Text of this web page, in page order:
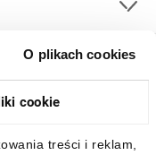
O plikach cookies
cookie
treści i reklam,